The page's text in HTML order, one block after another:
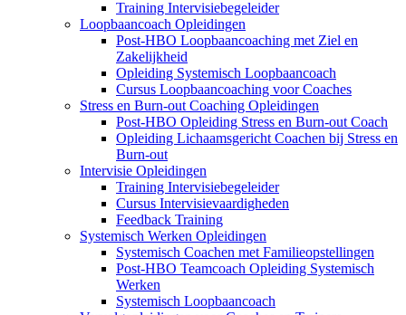
Training Intervisiebegeleider
Loopbaancoach Opleidingen
Post-HBO Loopbaancoaching met Ziel en
Zakelijkheid
Opleiding Systemisch Loopbaancoach
Cursus Loopbaancoaching voor Coaches
Stress en Burn-out Coaching Opleidingen
Post-HBO Opleiding Stress en Burn-out Coach
Opleiding Lichaamsgericht Coachen bij Stress en
Burn-out
Intervisie Opleidingen
Training Intervisiebegeleider
Cursus Intervisievaardigheden
Feedback Training
Systemisch Werken Opleidingen
Systemisch Coachen met Familieopstellingen
Post-HBO Teamcoach Opleiding Systemisch
Werken
Systemisch Loopbaancoach